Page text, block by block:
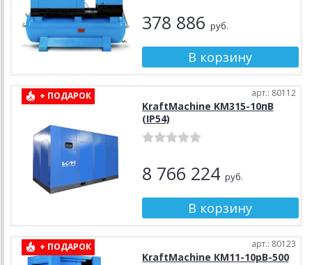
378 886 руб.
+ ПОДАРОК арт.: 80112
KraftMachine KM315-10пВ
(IP54)
8 766 224 руб.
+ ПОДАРОК арт.: 80123
KraftMachine КМ11-10рВ-500